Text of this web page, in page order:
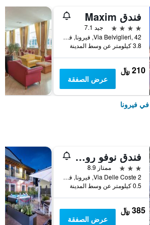
فندق Maxim
4 نجوم
جيد 7.1
Via Belviglieri, 42, فيرونا, فينيتو, إيطاليا
3.8 كيلومتر عن وسط المدينة
210 ﷼
عرض الصفقة
فيرونا
فندق نوفو روسي
3 نجوم
ممتاز 8.9
Via Delle Coste 2, فيرونا, فينيتو, إيطاليا
0.5 كيلومتر عن وسط المدينة
385 ﷼
عرض الصفقة